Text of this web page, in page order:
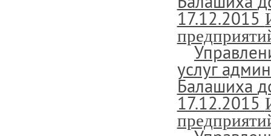
17.12.2015
услуг
Балашиха
17.12.2015